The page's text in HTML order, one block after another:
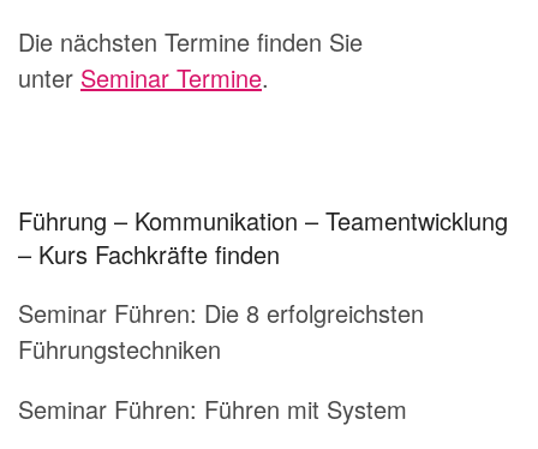
Die nächsten Termine finden Sie
unter Seminar Termine.
Führung – Kommunikation – Teamentwicklung
– Kurs Fachkräfte finden
Seminar Führen: Die 8 erfolgreichsten
Führungstechniken
Seminar Führen: Führen mit System